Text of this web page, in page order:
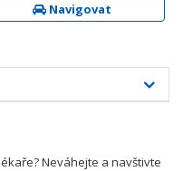
Navigovat
Neváhejte a navštivte